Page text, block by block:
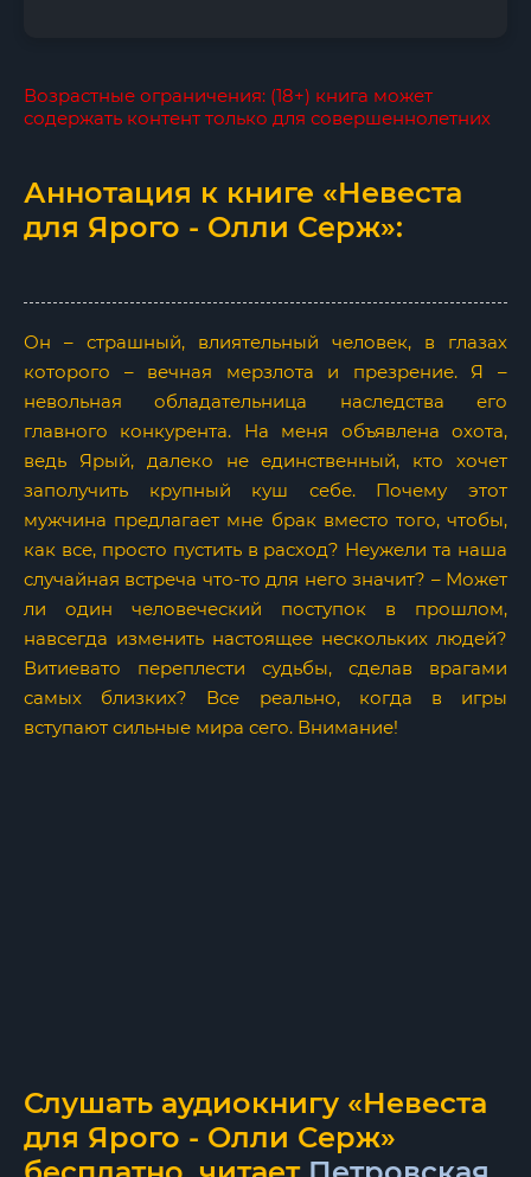
Возрастные ограничения: (18+) книга может
содержать контент только для совершеннолетних
Аннотация к книге «Невеста
для Ярого - Олли Серж»:
Он – страшный, влиятельный человек, в глазах
которого – вечная мерзлота и презрение. Я –
невольная обладательница наследства его
главного конкурента. На меня объявлена охота,
ведь Ярый, далеко не единственный, кто хочет
заполучить крупный куш себе. Почему этот
мужчина предлагает мне брак вместо того, чтобы,
как все, просто пустить в расход? Неужели та наша
случайная встреча что-то для него значит? – Может
ли один человеческий поступок в прошлом,
навсегда изменить настоящее нескольких людей?
Витиевато переплести судьбы, сделав врагами
самых близких? Все реально, когда в игры
вступают сильные мира сего. Внимание!
Слушать аудиокнигу «Невеста
для Ярого - Олли Серж»